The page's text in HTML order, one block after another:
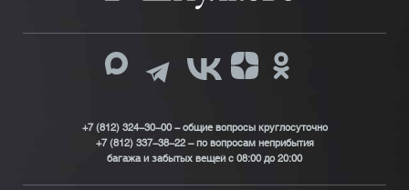
+7 (812) 324-30-00 - общие вопросы круглосуточно
+7 (812) 337-38-22 – по вопросам неприбытия
багажа и забытых вещей с 08:00 до 20:00